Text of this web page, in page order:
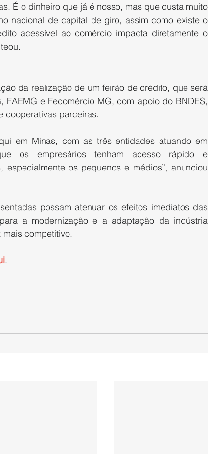
É o dinheiro que já é nosso, mas que custa muito
nacional de capital de giro, assim como existe o
acessível ao comércio impacta diretamente o
da realização de um feirão de crédito, que será
FAEMG e Fecomércio MG, com apoio do BNDES,
cooperativas parceiras.
em Minas, com as três entidades atuando em
os empresários tenham acesso rápido e
especialmente os pequenos e médios”, anunciou
possam atenuar os efeitos imediatos das
a modernização e a adaptação da indústria
competitivo.
.